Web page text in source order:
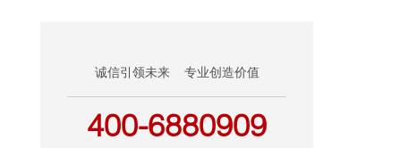
诚信引领未来 专业创造价值
400-6880909